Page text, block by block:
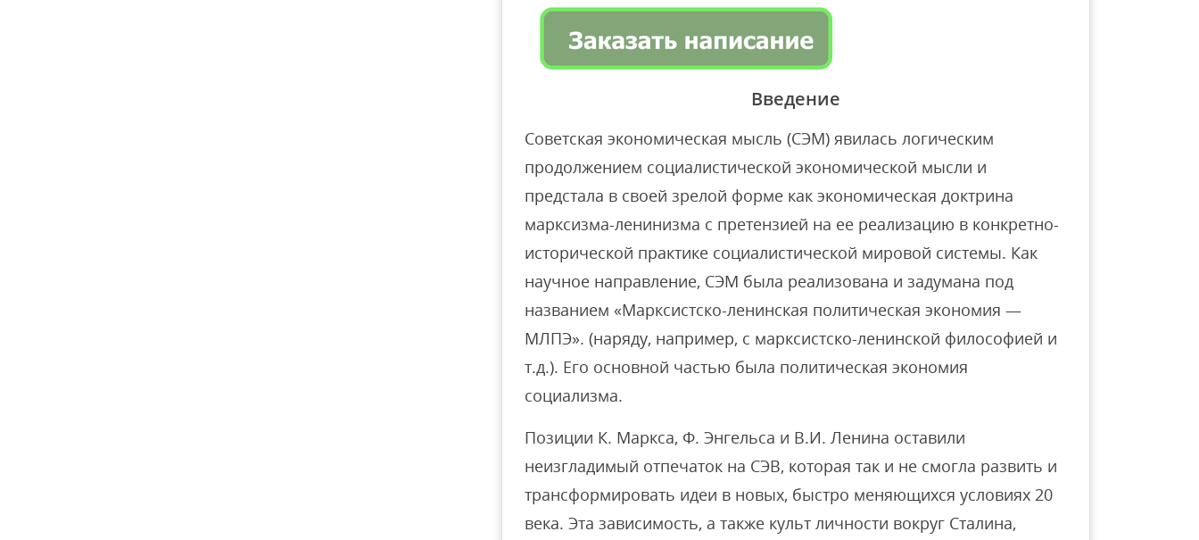
Введение
Советская экономическая мысль (СЭМ) явилась логическим
продолжением социалистической экономической мысли и
предстала в своей зрелой форме как экономическая доктрина
марксизма-ленинизма с претензией на ее реализацию в конкретно-
исторической практике социалистической мировой системы. Как
научное направление, СЭМ была реализована и задумана под
названием «Марксистско-ленинская политическая экономия —
МЛПЭ». (наряду, например, с марксистско-ленинской философией и
т.д.). Его основной частью была политическая экономия
социализма.
Позиции К. Маркса, Ф. Энгельса и В.И. Ленина оставили
неизгладимый отпечаток на СЭВ, которая так и не смогла развить и
трансформировать идеи в новых, быстро меняющихся условиях 20
века. Эта зависимость, а также культ личности вокруг Сталина,